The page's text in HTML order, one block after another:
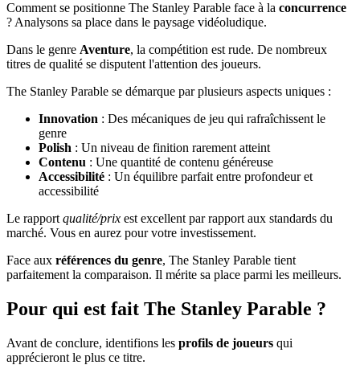
Comment se positionne The Stanley Parable face à la concurrence
? Analysons sa place dans le paysage vidéoludique.
Dans le genre Aventure, la compétition est rude. De nombreux
titres de qualité se disputent l'attention des joueurs.
The Stanley Parable se démarque par plusieurs aspects uniques :
Innovation : Des mécaniques de jeu qui rafraîchissent le
genre
Polish : Un niveau de finition rarement atteint
Contenu : Une quantité de contenu généreuse
Accessibilité : Un équilibre parfait entre profondeur et
accessibilité
Le rapport qualité/prix est excellent par rapport aux standards du
marché. Vous en aurez pour votre investissement.
Face aux références du genre, The Stanley Parable tient
parfaitement la comparaison. Il mérite sa place parmi les meilleurs.
Pour qui est fait The Stanley Parable ?
Avant de conclure, identifions les profils de joueurs qui
apprécieront le plus ce titre.